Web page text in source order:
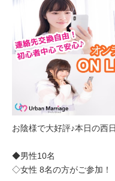
お陰様で大好評♪本日の西
◆男性10名
◇女性 8名の方がご参加！